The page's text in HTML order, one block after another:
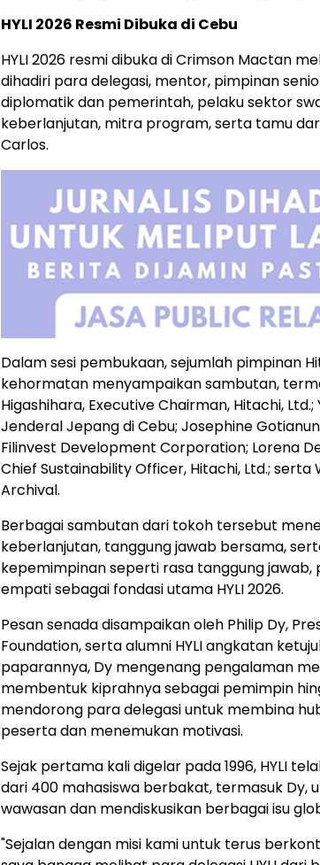
HYLI 2026 Resmi Dibuka di Cebu
HYLI 2026 resmi dibuka di Crimson Mactan
dihadiri para delegasi, mentor, pimpinan
diplomatik dan pemerintah, pelaku sektor
keberlanjutan, mitra program, serta tamu
Carlos.
Dalam sesi pembukaan, sejumlah pimpinan
kehormatan menyampaikan sambutan,
Higashihara, Executive Chairman, Hitachi, Ltd.;
Jenderal Jepang di Cebu; Josephine
Filinvest Development Corporation; Lorena
Chief Sustainability Officer, Hitachi, Ltd.; serta
Archival.
Berbagai sambutan dari tokoh tersebut
keberlanjutan, tanggung jawab bersama,
kepemimpinan seperti rasa tanggung jawab,
empati sebagai fondasi utama HYLI 2026.
Pesan senada disampaikan oleh Philip Dy,
Foundation, serta alumni HYLI angkatan
paparannya, Dy mengenang pengalaman
membentuk kiprahnya sebagai pemimpin
mendorong para delegasi untuk membina
peserta dan menemukan motivasi.
Sejak pertama kali digelar pada 1996, HYLI
dari 400 mahasiswa berbakat, termasuk Dy,
wawasan dan mendiskusikan berbagai isu
"Sejalan dengan misi kami untuk terus